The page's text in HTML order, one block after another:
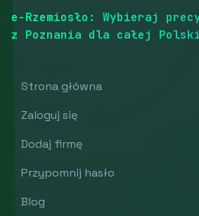
e-Rzemiosło: Wybieraj
z Poznania dla całej
Strona główna
Zaloguj się
Dodaj firmę
Przypomnij hasło
Blog